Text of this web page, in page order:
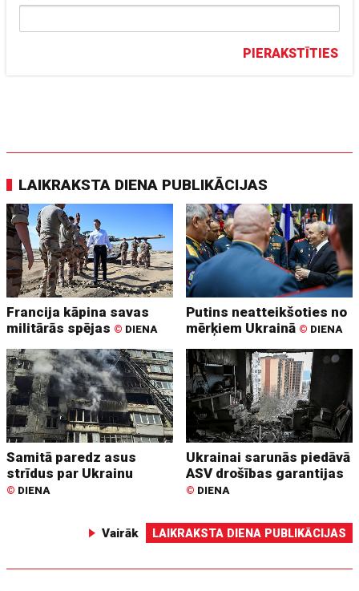
PIERAKSTĪTIES
LAIKRAKSTA DIENA PUBLIKĀCIJAS
Francija kāpina savas
militārās spējas © DIENA
Putins neatteikšoties no
mērķiem Ukrainā © DIENA
Samitā paredz asus
strīdus par Ukrainu
© DIENA
Ukrainai sarunās piedāvā
ASV drošības garantijas
© DIENA
Vairāk LAIKRAKSTA DIENA PUBLIKĀCIJAS